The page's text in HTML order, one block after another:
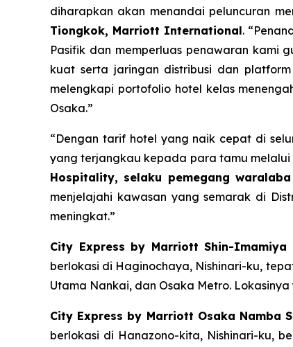
diharapkan akan menandai peluncuran
Tiongkok, Marriott International.
Pasifik dan memperluas penawaran kami
kuat serta jaringan distribusi dan
melengkapi portofolio hotel kelas
Osaka.”
“Dengan tarif hotel yang naik cepat di
yang terjangkau kepada para tamu melalui
Hospitality, selaku pemegang
menjelajahi kawasan yang semarak di
meningkat.”
City Express by Marriott Shin-Imamiya
berlokasi di Haginochaya, Nishinari-ku,
Utama Nankai, dan Osaka Metro.
City Express by Marriott Osaka Namba
berlokasi di Hanazono-kita, Nishinari-ku,